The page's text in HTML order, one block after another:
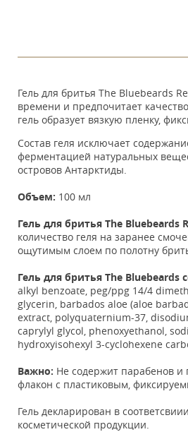
Гель для бритья The Bluebeards
времени и предпочитает
гель образует вязкую пленку,
Состав геля исключает
ферментацией натуральных
островов Антарктиды.
Объем: 100 мл
Гель для бритья The Bluebeards
количество геля на заранее
ощутимым слоем по полотну
Гель для бритья The Bluebeards
alkyl benzoate, peg/ppg 14/4
glycerin, barbados aloe (aloe
extract, polyquaternium-37,
caprylyl glycol, phenoxyethanol,
hydroxyisohexyl 3-cyclohexene
Важно: Не содержит парабенов и
флакон с пластиковым,
Гель декларирован в
косметической продукции.